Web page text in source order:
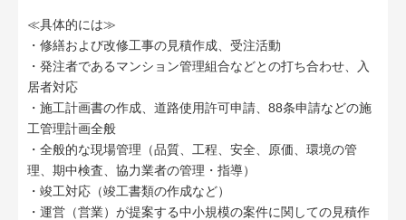
≪具体的には≫
・修繕および改修工事の見積作成、受注活動
・発注者であるマンション管理組合などとの打ち合わせ、入
居者対応
・施工計画書の作成、道路使用許可申請、88条申請などの施
工管理計画全般
・全般的な現場管理（品質、工程、安全、原価、環境の管
理、期中検査、協力業者の管理・指導）
・竣工対応（竣工書類の作成など）
・運営（営業）が提案する中小規模の案件に関しての見積作